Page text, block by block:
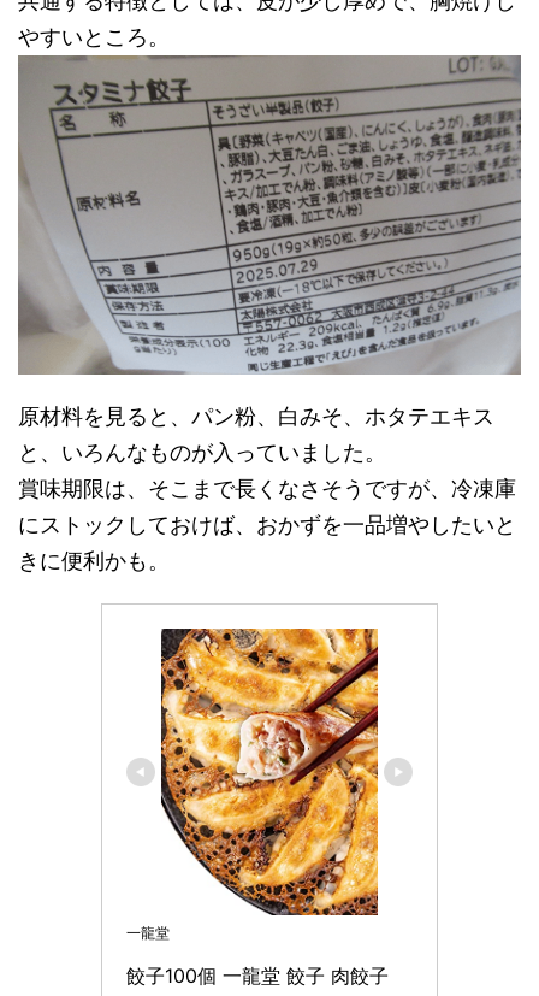
やすいところ。
原材料を見ると、パン粉、白みそ、ホタテエキス
と、いろんなものが入っていました。
賞味期限は、そこまで長くなさそうですが、冷凍庫
にストックしておけば、おかずを一品増やしたいと
きに便利かも。
一龍堂
餃子100個 一龍堂 餃子 肉餃子